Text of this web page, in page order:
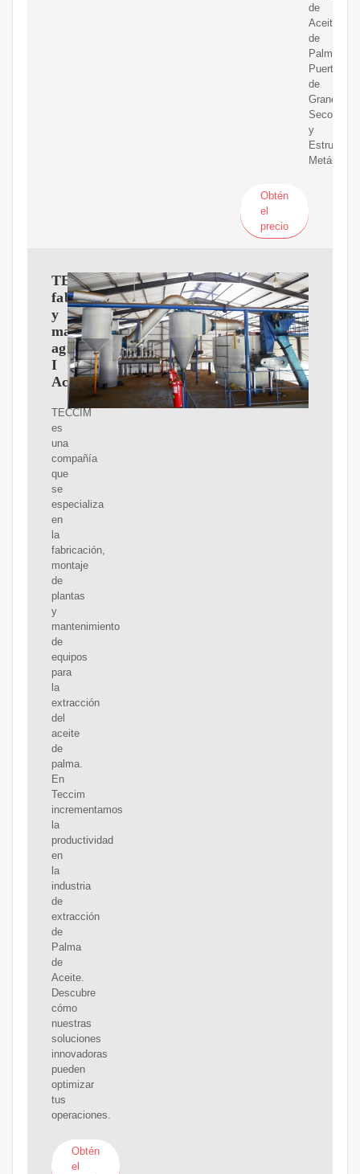
de
Aceite
de
Palma,
Puertos
de
Granel
Seco
y
Metálicas.
Obtén
el
precio
TECCIM
fabricación
y
mantenimiento
agroinsdustriales
I
Aceite
TECCIM
es
una
compañía
que
se
especializa
en
la
fabricación,
montaje
de
plantas
y
mantenimiento
de
equipos
para
la
extracción
del
aceite
de
palma.
En
Teccim
incrementamos
la
productividad
en
la
industria
de
extracción
de
Palma
de
Aceite.
Descubre
cómo
nuestras
soluciones
innovadoras
pueden
optimizar
tus
operaciones.
Obtén
el